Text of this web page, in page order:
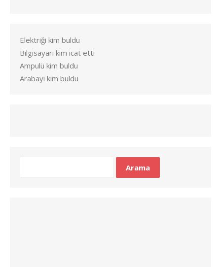
Elektriği kim buldu
Bilgisayarı kim icat etti
Ampulü kim buldu
Arabayı kim buldu